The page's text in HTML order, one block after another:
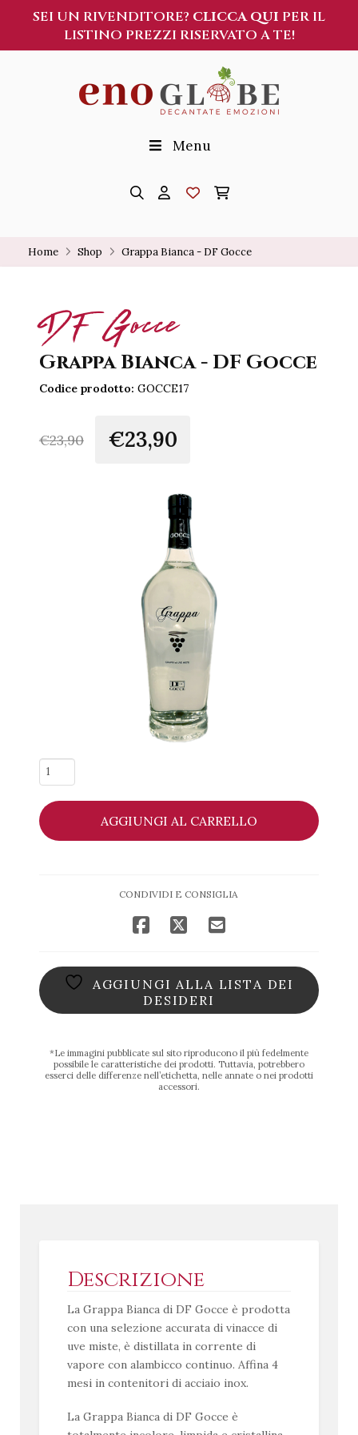
SEI UN RIVENDITORE? CLICCA QUI PER IL
LISTINO PREZZI RISERVATO A TE!
Menu
Home Shop Grappa Bianca - DF Gocce
DF Gocce
Grappa Bianca - DF Gocce
Codice prodotto: GOCCE17
€23,90 €23,90
Grappa
Bianca
DF
Gocce
AGGIUNGI AL CARRELLO
CONDIVIDI E CONSIGLIA
AGGIUNGI ALLA LISTA DEI
DESIDERI
*Le immagini pubblicate sul sito riproducono il più fedelmente
possibile le caratteristiche dei prodotti. Tuttavia, potrebbero
esserci delle differenze nell’etichetta, nelle annate o nei prodotti
accessori.
Descrizione
La Grappa Bianca di DF Gocce è prodotta
con una selezione accurata di vinacce di
uve miste, è distillata in corrente di
vapore con alambicco continuo. Affina 4
mesi in contenitori di acciaio inox.
La Grappa Bianca di DF Gocce è